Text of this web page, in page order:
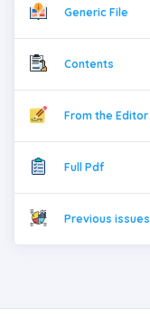
Generic File
Contents
From the Editor
Full Pdf
Previous issues